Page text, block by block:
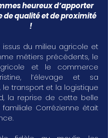
heureux d’apporter
de qualité et de proximité
!
issus du milieu agricole et
métiers précédents, le
et le commerce
l’élevage et sa
le transport et la logistique
la reprise de cette belle
familiale Corrézienne était